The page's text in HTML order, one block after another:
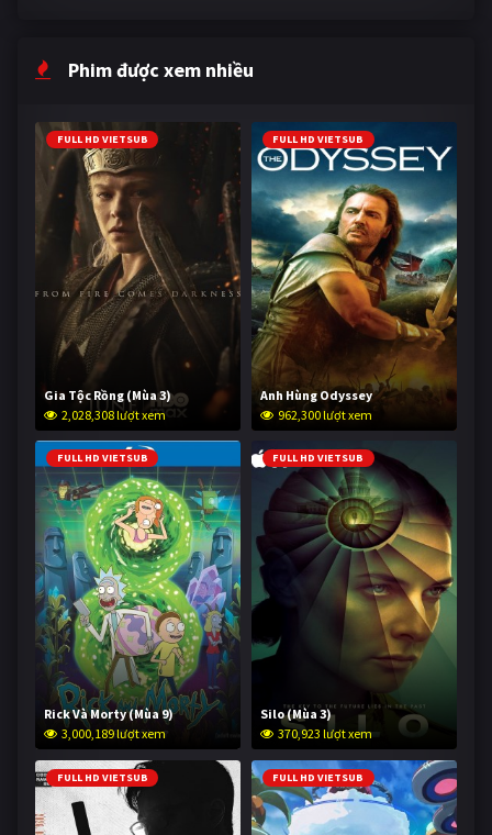
Phim được xem nhiều
FULL HD VIETSUB
Gia Tộc Rồng (Mùa 3)
2,028,308 lượt xem
FULL HD VIETSUB
Anh Hùng Odyssey
962,300 lượt xem
FULL HD VIETSUB
Rick Và Morty (Mùa 9)
3,000,189 lượt xem
FULL HD VIETSUB
Silo (Mùa 3)
370,923 lượt xem
FULL HD VIETSUB FULL HD VIETSUB